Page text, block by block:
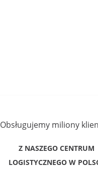
Obsługujemy miliony
Z NASZEGO CENTRUM
LOGISTYCZNEGO W